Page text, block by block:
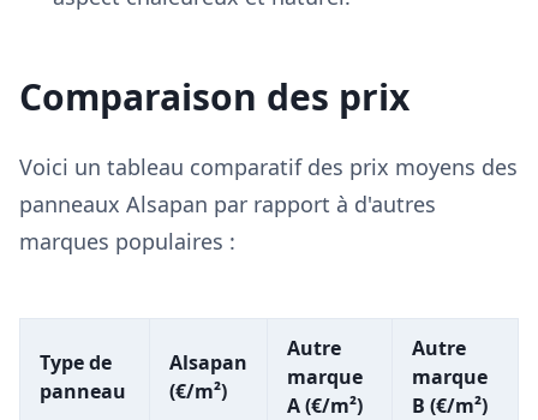
Comparaison des prix
Voici un tableau comparatif des prix moyens des
panneaux Alsapan par rapport à d'autres
marques populaires :
Type de
panneau
Alsapan
(€/m²)
Autre
marque
A (€/m²)
Autre
marque
B (€/m²)